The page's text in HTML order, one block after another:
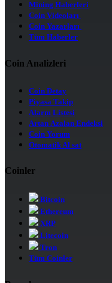
Mining Haberleri
Coin Videoları
Coin Yazarları
Tüm Haberler
Coin Analizleri
Coin Detay
Piyasa Takip
Alarm Listesi
Artan Azalan Endeksi
Coin Yorum
Otomatik Al sat
Coinler
Bitcoin
Ethereum
XRP
Litecoin
Tron
Tüm Coinler